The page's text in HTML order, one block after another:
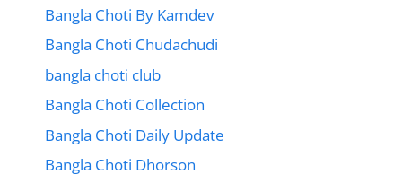
Bangla Choti By Kamdev
Bangla Choti Chudachudi
bangla choti club
Bangla Choti Collection
Bangla Choti Daily Update
Bangla Choti Dhorson